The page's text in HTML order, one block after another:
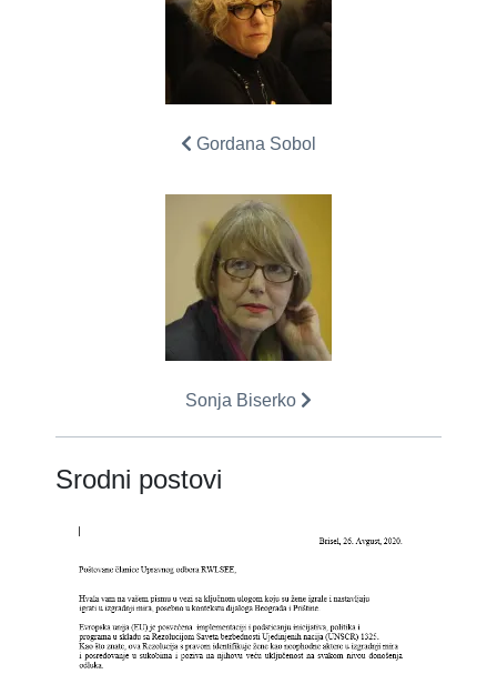
Gordana Sobol
Sonja Biserko
Srodni postovi